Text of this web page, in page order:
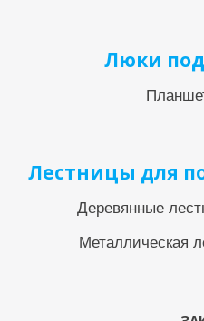
Люки под
Лестницы для
Деревянные
Металлическая